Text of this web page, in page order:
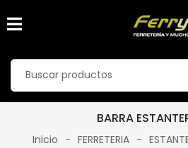
BARRA
Inicio FERRETERIA